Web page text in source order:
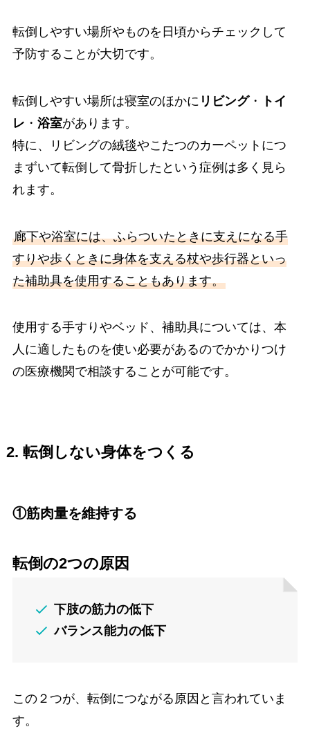
転倒しやすい場所やものを日頃からチェックして
予防することが大切です。
転倒しやすい場所は寝室のほかに リビング・
トイ
レ ・ 浴室があります。
特に、リビングの絨毯やこたつのカーペットにつ
まずいて転倒して骨折したという症例は多く見ら
れます。
廊下や浴室には、ふらついたときに支えになる手
すりや歩くときに身体を支える杖や歩行器といっ
た補助具を使用することもあります。
使用する手すりやベッド、補助具については、本
人に適したものを使い必要があるのでかかりつけ
の医療機関で相談することが可能です。
2. 転倒しない身体をつくる
①筋肉量を維持する
転倒の2つの原因
下肢の筋力の低下
バランス能力の低下
この２つが、転倒につながる原因と言われていま
す。